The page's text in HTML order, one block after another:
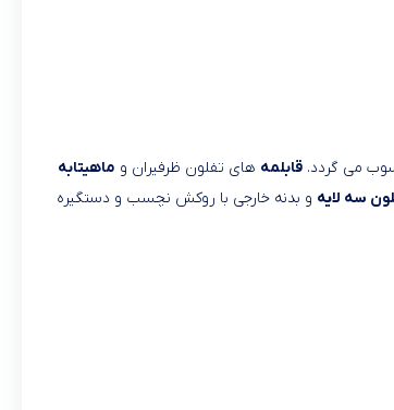
می گردد. قابلمه های تفلون ظرفیران و ماهیتابه
سه لایه و بدنه خارجی با روکش نچسب و دستگیره